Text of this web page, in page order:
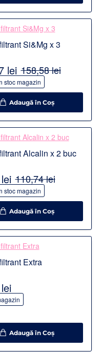
Si&Mg x 3
stoc magazin
lei 158,58 lei
Adaugă în Coş
Alcalin x 2 buc
stoc magazin
110,74 lei
Adaugă în Coş
Extra
Adaugă în Coş